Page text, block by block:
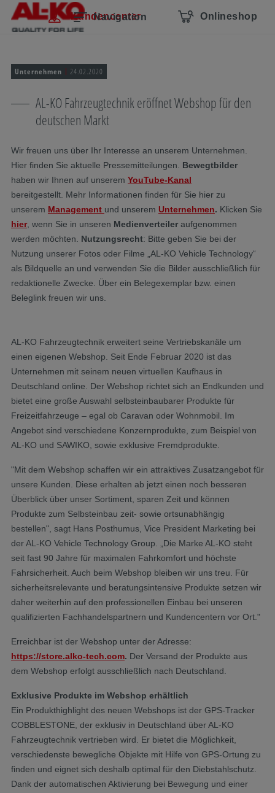
Navigation überspringen
Zum Hauptcontent
Zur Hauptnavigation springen
Inhaltsverzeichnis Navigation
Kundencenter Onlineshop
Unternehmen 24.02.2020
AL-KO Fahrzeugtechnik eröffnet Webshop für den
deutschen Markt
Wir freuen uns über Ihr Interesse an unserem Unternehmen.
Hier finden Sie aktuelle Pressemitteilungen. Bewegtbilder
haben wir Ihnen auf unserem YouTube-Kanal
bereitgestellt. Mehr Informationen finden für Sie hier zu
unserem Management und unserem Unternehmen. Klicken Sie
hier, wenn Sie in unseren Medienverteiler aufgenommen
werden möchten. Nutzungsrecht: Bitte geben Sie bei der
Nutzung unserer Fotos oder Filme „AL-KO Vehicle Technology“
als Bildquelle an und verwenden Sie die Bilder ausschließlich für
redaktionelle Zwecke. Über ein Belegexemplar bzw. einen
Beleglink freuen wir uns.
AL-KO Fahrzeugtechnik erweitert seine Vertriebskanäle um
einen eigenen Webshop. Seit Ende Februar 2020 ist das
Unternehmen mit seinem neuen virtuellen Kaufhaus in
Deutschland online. Der Webshop richtet sich an Endkunden und
bietet eine große Auswahl selbsteinbaubarer Produkte für
Freizeitfahrzeuge – egal ob Caravan oder Wohnmobil. Im
Angebot sind verschiedene Konzernprodukte, zum Beispiel von
AL-KO und SAWIKO, sowie exklusive Fremdprodukte.
"Mit dem Webshop schaffen wir ein attraktives Zusatzangebot für
unsere Kunden. Diese erhalten ab jetzt einen noch besseren
Überblick über unser Sortiment, sparen Zeit und können
Produkte zum Selbsteinbau zeit- sowie ortsunabhängig
bestellen", sagt Hans Posthumus, Vice President Marketing bei
der AL-KO Vehicle Technology Group. „Die Marke AL-KO steht
seit fast 90 Jahre für maximalen Fahrkomfort und höchste
Fahrsicherheit. Auch beim Webshop bleiben wir uns treu. Für
sicherheitsrelevante und beratungsintensive Produkte setzen wir
daher weiterhin auf den professionellen Einbau bei unseren
qualifizierten Fachhandelspartnern und Kundencentern vor Ort."
Erreichbar ist der Webshop unter der Adresse:
https://store.alko-tech.com. Der Versand der Produkte aus
dem Webshop erfolgt ausschließlich nach Deutschland.
Exklusive Produkte im Webshop erhältlich
Ein Produkthighlight des neuen Webshops ist der GPS-Tracker
COBBLESTONE, der exklusiv in Deutschland über AL-KO
Fahrzeugtechnik vertrieben wird. Er bietet die Möglichkeit,
verschiedenste bewegliche Objekte mit Hilfe von GPS-Ortung zu
finden und eignet sich deshalb optimal für den Diebstahlschutz.
Dank der automatischen Aktivierung bei Bewegung und einer